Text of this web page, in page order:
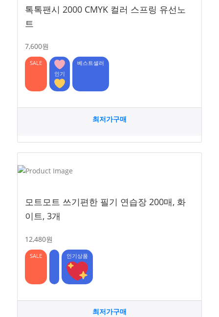
톡톡팬시 2000 CMYK 컬러 스프링 유선노
트
7,600원
SALE
인기
베스트셀러
최저가구매
모트모트 쓰기편한 필기 연습장 200매, 화
이트, 3개
12,480원
SALE 인기상품
최저가구매